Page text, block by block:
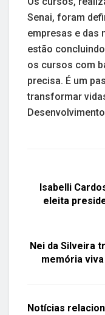
Senai, foram
empresas e das
estão
os cursos com
precisa. É um
transformar
Isabelli
eleita
Nei da Silveira
memória viva
Notícias